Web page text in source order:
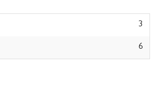
3
6